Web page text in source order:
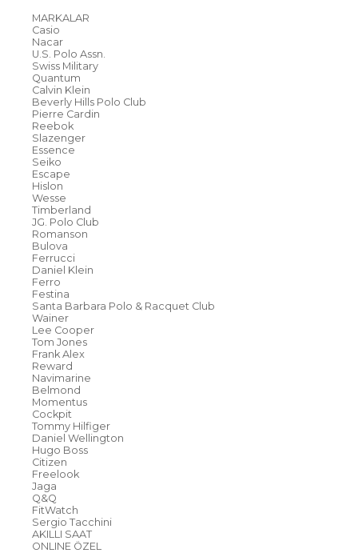
MARKALAR
Casio
Nacar
U.S. Polo Assn.
Swiss Military
Quantum
Calvin Klein
Beverly Hills Polo Club
Pierre Cardin
Reebok
Slazenger
Essence
Seiko
Escape
Hislon
Wesse
Timberland
JG. Polo Club
Romanson
Bulova
Ferrucci
Daniel Klein
Ferro
Festina
Santa Barbara Polo & Racquet Club
Wainer
Lee Cooper
Tom Jones
Frank Alex
Reward
Navimarine
Belmond
Momentus
Cockpit
Tommy Hilfiger
Daniel Wellington
Hugo Boss
Citizen
Freelook
Jaga
Q&Q
FitWatch
Sergio Tacchini
AKILLI SAAT
ONLINE ÖZEL